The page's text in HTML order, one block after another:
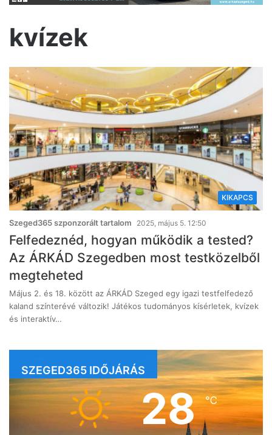
kvízek
KIKAPCS
Szeged365 szponzorált tartalom 2025, május 5. 12:50
Felfedeznéd, hogyan működik a tested?
Az ÁRKÁD Szegedben most testközelből
megteheted
Május 2. és 18. között az ÁRKÁD Szeged egy igazi testfelfedező
kaland színterévé változik! Játékos tudományos kísérletek, kvízek
és interaktív…
SZEGED365 IDŐJÁRÁS
28℃